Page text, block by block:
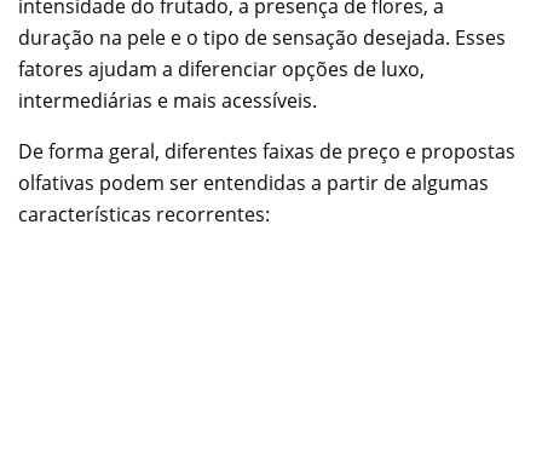
intensidade do frutado, a presença de flores, a
duração na pele e o tipo de sensação desejada. Esses
fatores ajudam a diferenciar opções de luxo,
intermediárias e mais acessíveis.
De forma geral, diferentes faixas de preço e propostas
olfativas podem ser entendidas a partir de algumas
características recorrentes: